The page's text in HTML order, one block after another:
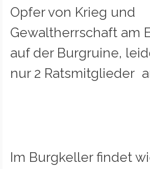
Opfer von Krieg und
Gewaltherrschaft am
auf der Burgruine,
nur 2 Ratsmitglieder
Im Burgkeller findet